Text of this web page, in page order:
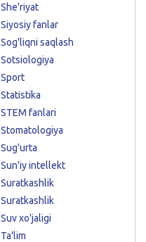
She'riyat
Siyosiy fanlar
Sog'liqni saqlash
Sotsiologiya
Sport
Statistika
STEM fanlari
Stomatologiya
Sug'urta
Sun'iy intellekt
Suratkashlik
Suratkashlik
Suv xo'jaligi
Ta'lim